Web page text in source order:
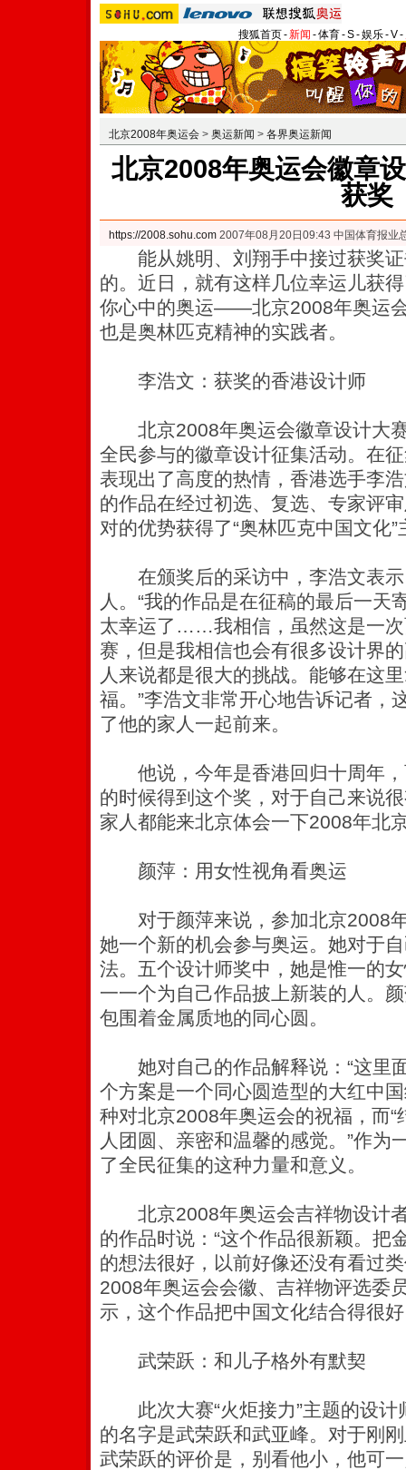
搜狐首页-新闻 -体育-S-娱乐-V-
北京2008年奥运会 > 奥运新闻 > 各界奥运新闻
北京2008年奥运会徽章
获奖
https://2008.sohu.com 2007年08月20日09:43 中国体育报业
能从姚明、刘翔手中接过获奖证
的。近日，就有这样几位幸运儿获
你心中的奥运——北京2008年奥运
也是奥林匹克精神的实践者。
李浩文：获奖的香港设计师
北京2008年奥运会徽章设计大赛
全民参与的徽章设计征集活动。 在
表现出了高度的热情，香港选手李
的作品在经过初选、复选、专家评
对的优势获得了“奥林匹克中国文化
在颁奖后的采访中，李浩文表示
人。“我的作品是在征稿的最后一天
太幸运了……我相信，虽然这是一
赛，但是我相信也会有很多设计界
人来说都是很大的挑战。能够在这
福。”李浩文非常开心地告诉记者，
了他的家人一起前来。
他说，今年是香港回归十周年，
的时候得到这个奖，对于自己来说
家人都能来北京体会一下2008年北
颜萍：用女性视角看奥运
对于颜萍来说，参加北京2008年
她一个新的机会参与奥运。她对于
法。五个设计师奖中，她是惟一的
一一个为自己作品披上新装的人。
包围着金属质地的同心圆。
她对自己的作品解释说：“这里
个方案是一个同心圆造型的大红中国
种对北京2008年奥运会的祝福，而“
人团圆、亲密和温馨的感觉。”作为
了全民征集的这种力量和意义。
北京2008年奥运会吉祥物设计者
的作品时说：“这个作品很新颖。把
的想法很好，以前好像还没有看过
2008年奥运会会徽、吉祥物评选委
示，这个作品把中国文化结合得很
武荣跃：和儿子格外有默契
此次大赛“火炬接力”主题的设计
的名字是武荣跃和武亚峰。对于刚
武荣跃的评价是，别看他小，他可